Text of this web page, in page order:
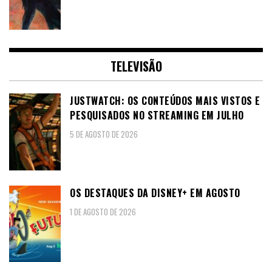
TELEVISÃO
JUSTWATCH: OS CONTEÚDOS MAIS VISTOS E
PESQUISADOS NO STREAMING EM JULHO
5 DE AGOSTO DE 2026
OS DESTAQUES DA DISNEY+ EM AGOSTO
1 DE AGOSTO DE 2026